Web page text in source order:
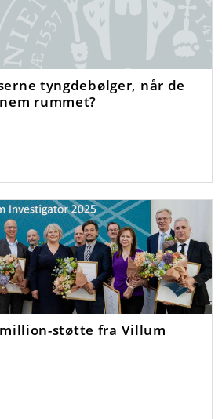
tyngdebølger, når de
rummet?
støtte fra Villum